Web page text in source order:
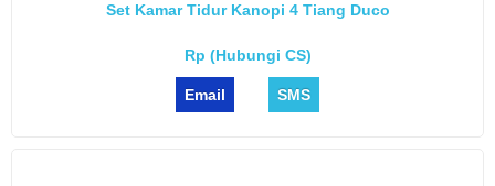
Set Kamar Tidur Kanopi 4 Tiang Duco
Rp (Hubungi CS)
Email SMS